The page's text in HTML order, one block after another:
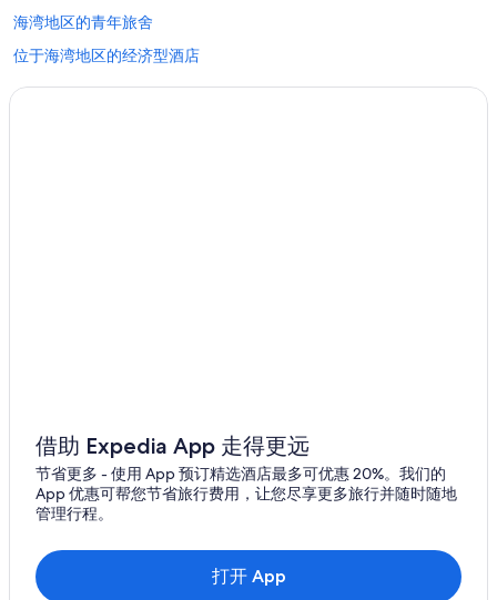
海湾地区的青年旅舍
位于海湾地区的经济型酒店
位于海湾地区的浪漫酒店
奥克兰的民宿
奥克兰的家庭旅馆
位于奥克兰的娱乐场酒店
位于奥克兰的家庭式酒店
位于奥克兰的酒庄酒店
借助 Expedia App 走得更远
节省更多 - 使用 App 预订精选酒店最多可优惠 20%。我们的
App 优惠可帮您节省旅行费用，让您尽享更多旅行并随时随地
管理行程。
打开 App